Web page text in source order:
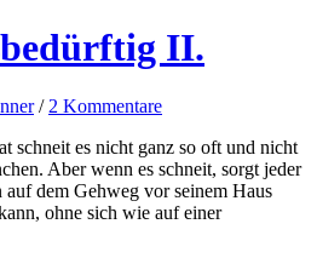
II.
/2 Kommentare
schneit es nicht ganz so oft und nicht
Aber wenn es schneit, sorgt jeder
dem Gehweg vor seinem Haus
ohne sich wie auf einer